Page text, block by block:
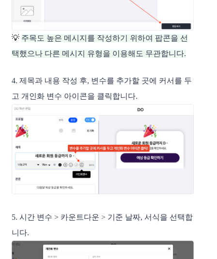
💡 주목도 높은 메시지를 작성하기 위하여 팝콘을 선
택했으나 다른 메시지 유형을 이용해도 무관합니다.
4. 제목과 내용 작성 후, 변수를 추가할 곳에 커서를 두
고 개인화 변수 아이콘을 클릭합니다.
5. 시간 변수 > 카운트다운 > 기준 날짜, 서식을 선택합
니다.